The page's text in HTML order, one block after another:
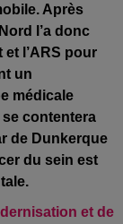
Après
l’a donc
et l’ARS pour
un
médicale
se contentera
de Dunkerque
du sein est
et de